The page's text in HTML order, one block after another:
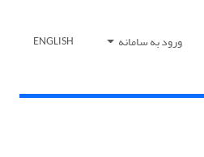
ورود به سامانه ENGLISH